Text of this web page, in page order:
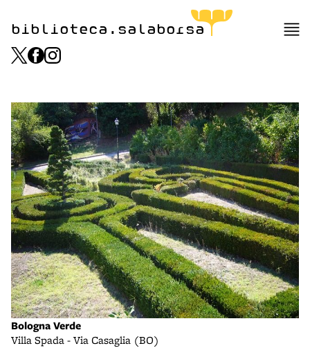
biblioteca.salaborsa
Bologna Verde
Villa Spada - Via Casaglia (BO)